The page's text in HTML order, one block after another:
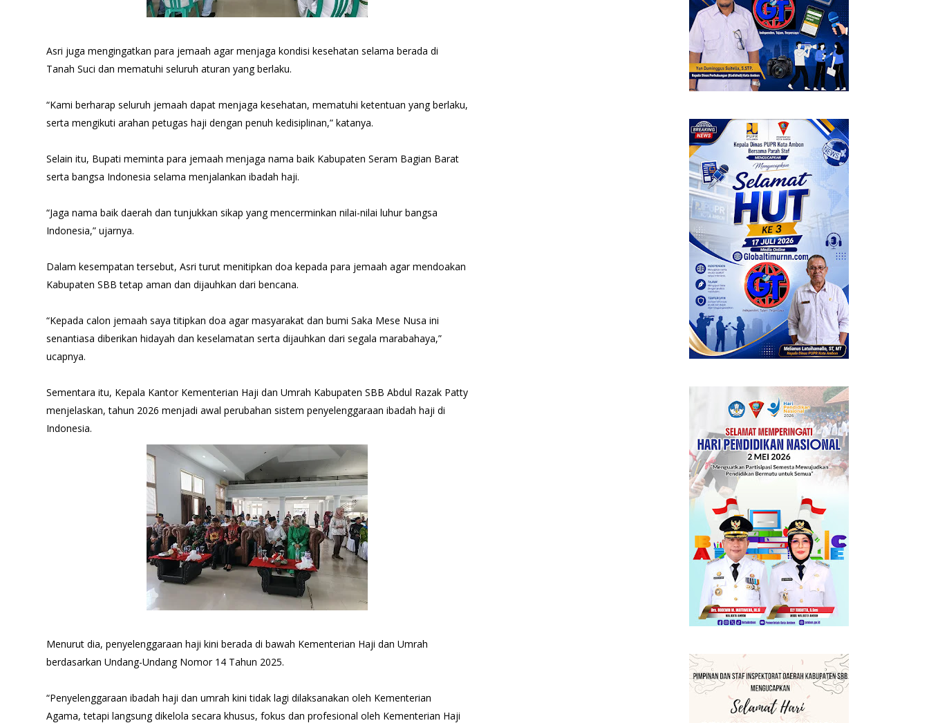
Asri juga mengingatkan para jemaah agar menjaga kondisi kesehatan selama berada di
Tanah Suci dan mematuhi seluruh aturan yang berlaku.
“Kami berharap seluruh jemaah dapat menjaga kesehatan, mematuhi ketentuan yang berlaku,
serta mengikuti arahan petugas haji dengan penuh kedisiplinan,” katanya.
Selain itu, Bupati meminta para jemaah menjaga nama baik Kabupaten Seram Bagian Barat
serta bangsa Indonesia selama menjalankan ibadah haji.
“Jaga nama baik daerah dan tunjukkan sikap yang mencerminkan nilai-nilai luhur bangsa
Indonesia,” ujarnya.
Dalam kesempatan tersebut, Asri turut menitipkan doa kepada para jemaah agar mendoakan
Kabupaten SBB tetap aman dan dijauhkan dari bencana.
“Kepada calon jemaah saya titipkan doa agar masyarakat dan bumi Saka Mese Nusa ini
senantiasa diberikan hidayah dan keselamatan serta dijauhkan dari segala marabahaya,”
ucapnya.
Sementara itu, Kepala Kantor Kementerian Haji dan Umrah Kabupaten SBB Abdul Razak Patty
menjelaskan, tahun 2026 menjadi awal perubahan sistem penyelenggaraan ibadah haji di
Indonesia.
Menurut dia, penyelenggaraan haji kini berada di bawah Kementerian Haji dan Umrah
berdasarkan Undang-Undang Nomor 14 Tahun 2025.
“Penyelenggaraan ibadah haji dan umrah kini tidak lagi dilaksanakan oleh Kementerian
Agama, tetapi langsung dikelola secara khusus, fokus dan profesional oleh Kementerian Haji